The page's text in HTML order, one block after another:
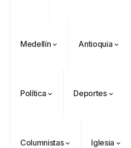
Medellín Antioquia
Política Deportes
Columnistas Iglesia